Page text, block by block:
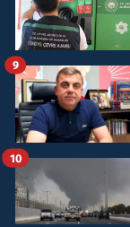
9
10